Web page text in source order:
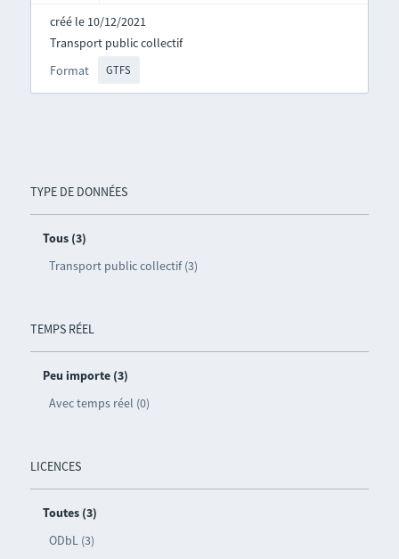
TYPE DE DONNÉES
Tous (3)
Transport public collectif (3)
TEMPS RÉEL
Peu importe (3)
Avec temps réel (0)
LICENCES
Toutes (3)
ODbL (3)
créé le 10/12/2021
Format GTFS
Transport public collectif